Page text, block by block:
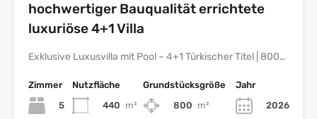
hochwertiger Bauqualität errichtete
luxuriöse 4+1 Villa
Exklusive Luxusvilla mit Pool – 4+1 Türkischer Titel | 800…
Zimmer
5
Nutzfläche
440 m²
Grundstücksgröße
800 m²
Jahr
2026